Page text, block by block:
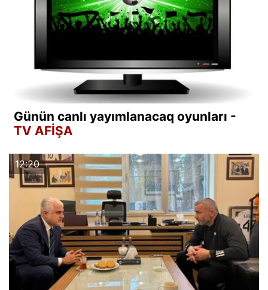
Günün canlı yayımlanacaq oyunları -
TV AFİŞA
12:20